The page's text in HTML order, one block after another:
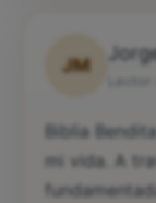
JM
Biblia
mi vida. A